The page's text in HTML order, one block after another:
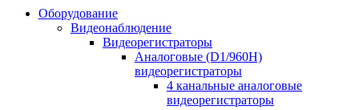
Оборудование
Видеонаблюдение
Видеорегистраторы
Аналоговые (D1/960H)
видеорегистраторы
4 канальные аналоговые
видеорегистраторы